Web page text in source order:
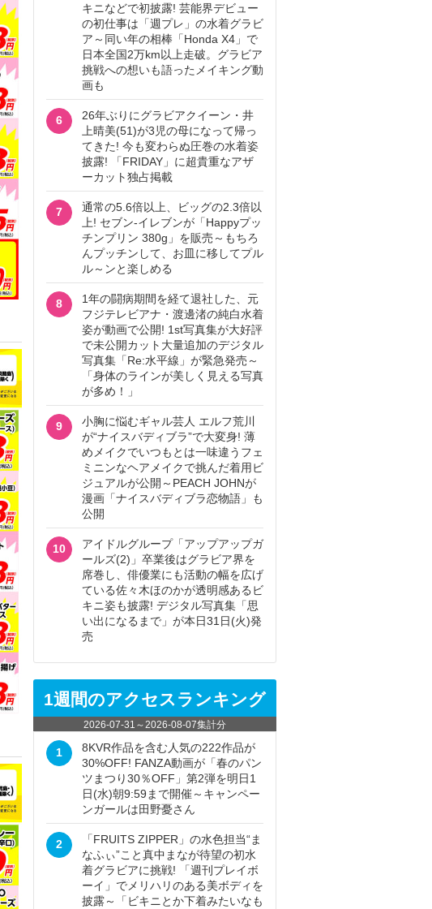
キニなどで初披露! 芸能界デビュー
の初仕事は「週プレ」の水着グラビ
ア～同い年の相棒「Honda X4」で
日本全国2万km以上走破。グラビア
挑戦への想いも語ったメイキング動
画も
6
26年ぶりにグラビアクイーン・井
上晴美(51)が3児の母になって帰っ
てきた! 今も変わらぬ圧巻の水着姿
披露! 「FRIDAY」に超貴重なアザ
ーカット独占掲載
7
通常の5.6倍以上、ビッグの2.3倍以
上! セブン‐イレブンが「Happyプッ
チンプリン 380g」を販売～もちろ
んプッチンして、お皿に移してプル
ル～ンと楽しめる
8
1年の闘病期間を経て退社した、元
フジテレビアナ・渡邊渚の純白水着
姿が動画で公開! 1st写真集が大好評
で未公開カット大量追加のデジタル
写真集「Re:水平線」が緊急発売～
「身体のラインが美しく見える写真
が多め！」
9
小胸に悩むギャル芸人 エルフ荒川
が“ナイスバディブラ”で大変身! 薄
めメイクでいつもとは一味違うフェ
ミニンなヘアメイクで挑んだ着用ビ
ジュアルが公開～PEACH JOHNが
漫画「ナイスバディブラ恋物語」も
公開
10
アイドルグループ「アップアップガ
ールズ(2)」卒業後はグラビア界を
席巻し、俳優業にも活動の幅を広げ
ている佐々木ほのかが透明感あるビ
キニ姿も披露! デジタル写真集「思
い出になるまで」が本日31日(火)発
売
1週間のアクセスランキング
2026-07-31 ～2026-08-07集計分
1
8KVR作品を含む人気の222作品が
30%OFF! FANZA動画が「春のパン
ツまつり30％OFF」第2弾を明日1
日(水)朝9:59まで開催～キャンペー
ンガールは田野憂さん
2
「FRUITS ZIPPER」の水色担当“ま
なふぃ”こと真中まなが待望の初水
着グラビアに挑戦! 「週刊プレイボ
ーイ」でメリハリのある美ボディを
披露～「ビキニとか下着みたいなも